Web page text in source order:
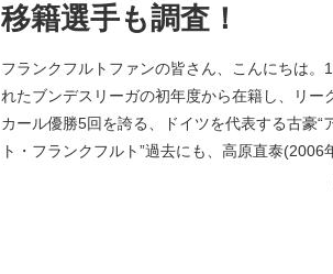
移籍選手も調査！
フランクフルトファンの皆さん、こんにちは。
れたブンデスリーガの初年度から在籍し、リー
カール優勝5回を誇る、ドイツを代表する古豪“
ト・フランクフルト”過去にも、高原直泰(2006